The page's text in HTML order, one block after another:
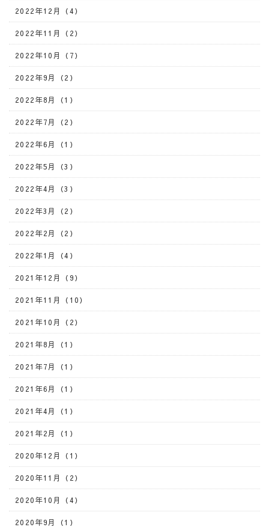
2022年12月（4）
2022年11月（2）
2022年10月（7）
2022年9月（2）
2022年8月（1）
2022年7月（2）
2022年6月（1）
2022年5月（3）
2022年4月（3）
2022年3月（2）
2022年2月（2）
2022年1月（4）
2021年12月（9）
2021年11月（10）
2021年10月（2）
2021年8月（1）
2021年7月（1）
2021年6月（1）
2021年4月（1）
2021年2月（1）
2020年12月（1）
2020年11月（2）
2020年10月（4）
2020年9月（1）